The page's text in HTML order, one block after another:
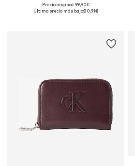
Tallas disponibles: One Size
Precio original: 99,90€
Último precio más bajo:80,91€